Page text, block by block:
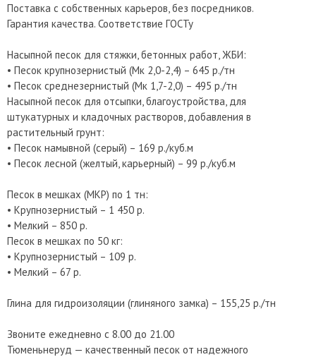
Поставка с собственных карьеров, без посредников.
Гарантия качества. Соответствие ГОСТу
Насыпной песок для стяжки, бетонных работ, ЖБИ:
• Песок крупнозернистый (Мк 2,0-2,4) – 645 р./тн
• Песок среднезернистый (Мк 1,7-2,0) – 495 р./тн
Насыпной песок для отсыпки, благоустройства, для
штукатурных и кладочных растворов, добавления в
растительный грунт:
• Песок намывной (серый) – 169 р./куб.м
• Песок лесной (желтый, карьерный) – 99 р./куб.м
Песок в мешках (МКР) по 1 тн:
• Крупнозернистый – 1 450 р.
• Мелкий – 850 р.
Песок в мешках по 50 кг:
• Крупнозернистый – 109 р.
• Мелкий – 67 р.
Глина для гидроизоляции (глиняного замка) – 155,25 р./тн
Звоните ежедневно с 8.00 до 21.00
Тюменьнеруд — качественный песок от надежного